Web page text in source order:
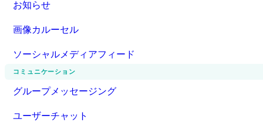
お知らせ
画像カルーセル
ソーシャルメディアフィード
コミュニケーション
グループメッセージング
ユーザーチャット